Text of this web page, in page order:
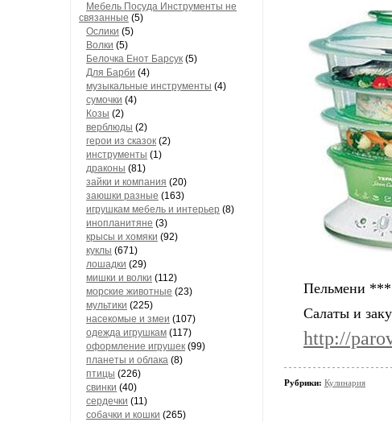
Мебель Посуда Инструменты не
связанные (5)
Ослики (5)
Волки (5)
Белочка Енот Барсук (5)
Для Барби (4)
музыкальные инструменты (4)
сумочки (4)
Козы (2)
верблюды (2)
герои из сказок (2)
инструменты (1)
драконы (81)
зайки и компания (20)
заюшки разные (163)
игрушкам мебель и интерьер (8)
инопланитяне (3)
крысы и хомяки (92)
куклы (671)
лошадки (29)
мишки и волки (112)
морские животные (23)
мультики (225)
насекомые и змеи (107)
одежда игрушкам (117)
оформление игрушек (99)
планеты и облака (8)
птицы (226)
свинки (40)
сердечки (11)
собачки и кошки (265)
Пельмени ***
Салаты и
http://
Рубрики: Кулинария